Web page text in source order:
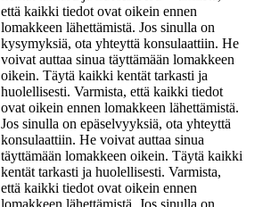
että kaikki tiedot ovat oikein ennen
lomakkeen lähettämistä. Jos sinulla on
kysymyksiä, ota yhteyttä konsulaattiin. He
voivat auttaa sinua täyttämään lomakkeen
oikein. Täytä kaikki kentät tarkasti ja
huolellisesti. Varmista, että kaikki tiedot
ovat oikein ennen lomakkeen lähettämistä.
Jos sinulla on epäselvyyksiä, ota yhteyttä
konsulaattiin. He voivat auttaa sinua
täyttämään lomakkeen oikein. Täytä kaikki
kentät tarkasti ja huolellisesti. Varmista,
että kaikki tiedot ovat oikein ennen